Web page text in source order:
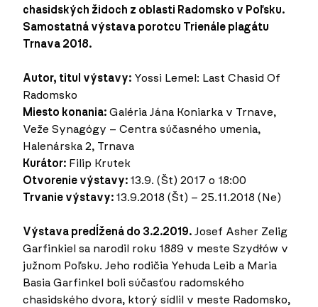
chasidských židoch z oblasti Radomsko v Poľsku.
Samostatná výstava porotcu Trienále plagátu
Trnava 2018.
Autor, titul výstavy: Yossi Lemel: Last Chasid Of
Radomsko
Miesto konania: Galéria Jána Koniarka v Trnave,
Veže Synagógy – Centra súčasného umenia,
Halenárska 2, Trnava
Kurátor: Filip Krutek
Otvorenie výstavy: 13.9. (Št) 2017 o 18:00
Trvanie výstavy: 13.9.2018 (Št) – 25.11.2018 (Ne)
Výstava predĺžená do 3.2.2019. Josef Asher Zelig
Garfinkiel sa narodil roku 1889 v meste Szydłów v
južnom Poľsku. Jeho rodičia Yehuda Leib a Maria
Basia Garfinkel boli súčasťou radomského
chasidského dvora, ktorý sídlil v meste Radomsko,